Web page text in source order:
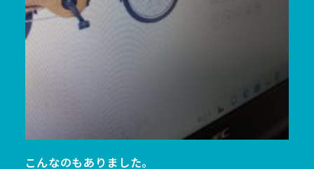
こんなのもありました。